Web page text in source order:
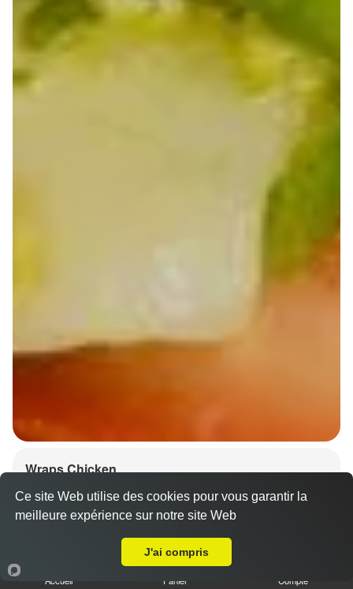
Wraps Chicken
8.50 €
Accueil Panier Compte
Ce site Web utilise des cookies pour vous garantir la
meilleure expérience sur notre site Web
J'ai compris